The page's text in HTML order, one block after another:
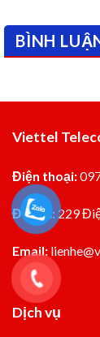
BÌNH
Viettel
Điện thoại:
Đia chỉ: 229
Email:
Dịch vụ